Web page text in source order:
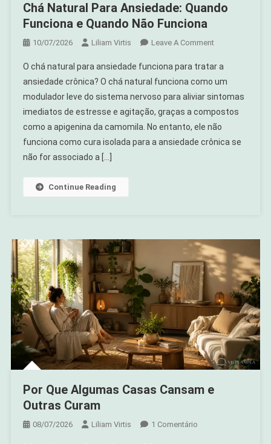
Chá Natural Para Ansiedade: Quando
Funciona e Quando Não Funciona
10/07/2026 Liliam Virtis Leave A CommentOn
Natural
Para
Ansiedade:
Quando
Funciona
E
O chá natural para ansiedade funciona para tratar a
ansiedade crônica? O chá natural funciona como um
modulador leve do sistema nervoso para aliviar sintomas
imediatos de estresse e agitação, graças a compostos
como a apigenina da camomila. No entanto, ele não
funciona como cura isolada para a ansiedade crônica se
não for associado a […]
Continue Reading
Por Que Algumas Casas Cansam e
Outras Curam
08/07/2026 Liliam Virtis 1 ComentárioEm